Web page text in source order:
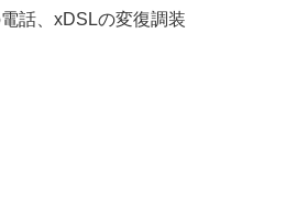
話、xDSLの変復調装